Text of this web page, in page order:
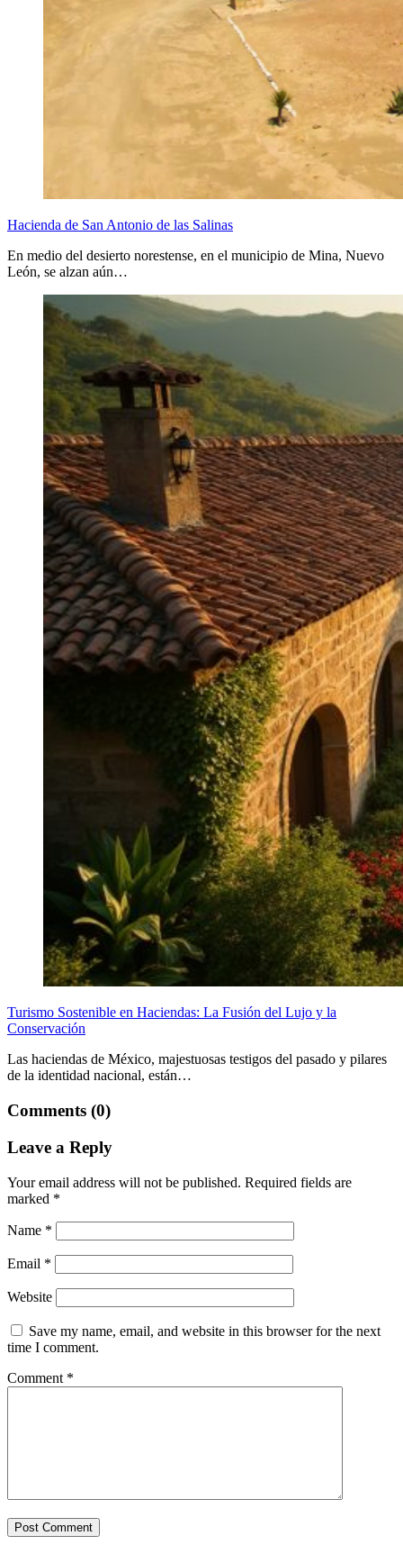
Hacienda de San Antonio de las Salinas
En medio del desierto norestense, en el municipio de Mina, Nuevo
León, se alzan aún…
Turismo Sostenible en Haciendas: La Fusión del Lujo y la
Conservación
Las haciendas de México, majestuosas testigos del pasado y pilares
de la identidad nacional, están…
Comments (0)
Leave a Reply
Your email address will not be published. Required fields are
marked *
Name *
Email *
Website
Save my name, email, and website in this browser for the next
time I comment.
Comment *